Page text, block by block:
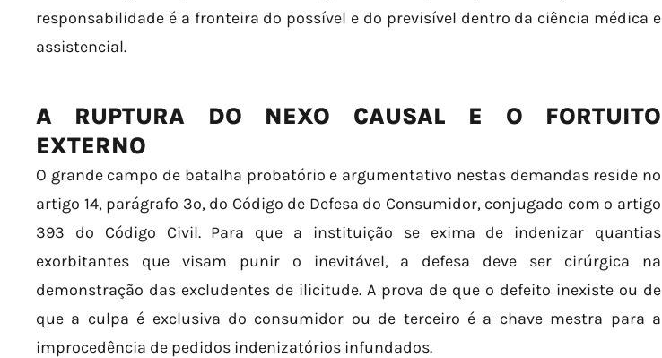
responsabilidade é a fronteira do possível e do previsível dentro da ciência médica e
assistencial.
A RUPTURA DO NEXO CAUSAL E O FORTUITO
EXTERNO
O grande campo de batalha probatório e argumentativo nestas demandas reside no
artigo 14, parágrafo 3º, do Código de Defesa do Consumidor, conjugado com o artigo
393 do Código Civil. Para que a instituição se exima de indenizar quantias
exorbitantes que visam punir o inevitável, a defesa deve ser cirúrgica na
demonstração das excludentes de ilicitude. A prova de que o defeito inexiste ou de
que a culpa é exclusiva do consumidor ou de terceiro é a chave mestra para a
improcedência de pedidos indenizatórios infundados.